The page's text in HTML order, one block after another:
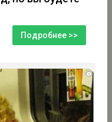
Подробнее >>
i